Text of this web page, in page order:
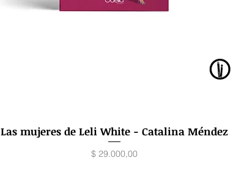
Vista rápida
Las mujeres de Leli White - Catalina Méndez
Precio
$ 29.000,00